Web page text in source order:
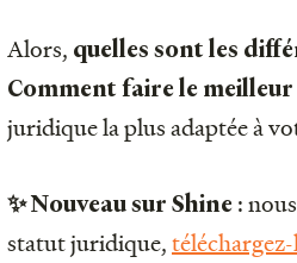
Alors, quelles sont les
Comment faire le
juridique la plus adaptée à
✨ Nouveau sur Shine :
statut juridique,